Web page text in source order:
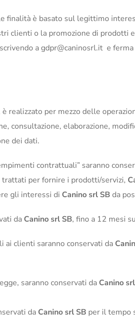
finalità è basato sul legittimo
clienti o la promozione di prodotti
a gdpr@caninosrl.it e
per mezzo delle
consultazione, elaborazione,
dei dati.
contrattuali” saranno
per fornire i prodotti/servizi,
gli interessi di Canino srl SB da
da Canino srl SB, fino a 12 mesi
clienti saranno conservati da
saranno conservati da Canino
da Canino srl SB per il tempo